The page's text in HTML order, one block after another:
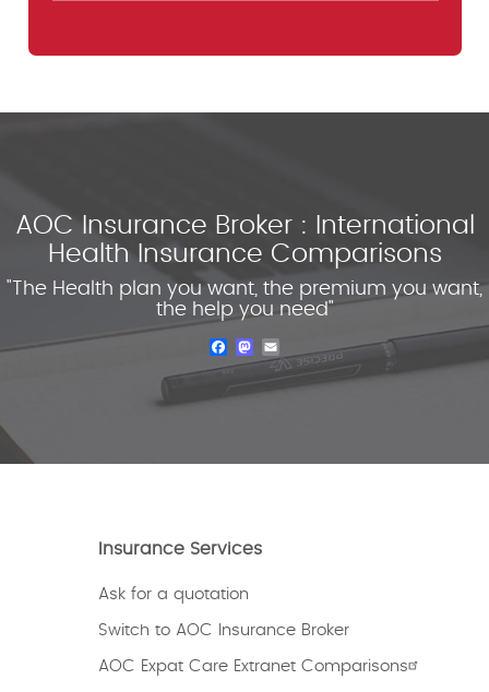
AOC Insurance Broker : International
Health Insurance Comparisons
"The Health plan you want, the premium you want,
the help you need"
Facebook
Mastodon
Insurance Services
Ask for a quotation
Switch to AOC Insurance Broker
AOC Expat Care Extranet Comparisons